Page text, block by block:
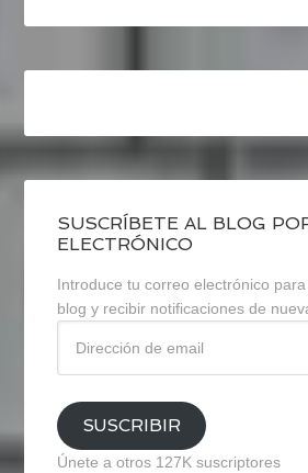
SUSCRÍBETE AL BLOG
ELECTRÓNICO
Introduce tu correo electrónico
blog y recibir notificaciones de
email
SUSCRIBIR
Únete a otros 127K suscriptores